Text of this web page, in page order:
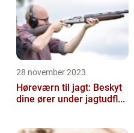
28 november 2023
Høreværn til jagt: Beskyt
dine ører under jagtudfl...